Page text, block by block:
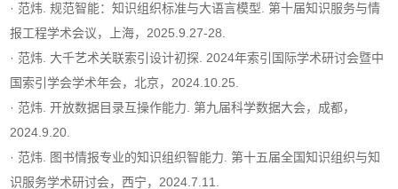
· 范炜. 规范智能：知识组织标准与大语言模型. 第十届知识服务与情
报工程学术会议，上海，2025.9.27-28.
· 范炜. 大千艺术关联索引设计初探. 2024年索引国际学术研讨会暨中
国索引学会学术年会，北京，2024.10.25.
· 范炜. 开放数据目录互操作能力. 第九届科学数据大会，成都，
2024.9.20.
· 范炜. 图书情报专业的知识组织智能力. 第十五届全国知识组织与知
识服务学术研讨会，西宁，2024.7.11.